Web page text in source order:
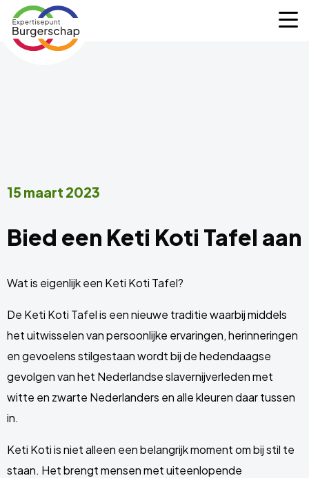
Expertisepunt
Burgerschap
Bied een Keti Koti Tafel aan
15 maart 2023
Wat is eigenlijk een Keti Koti Tafel? ​
De Keti Koti Tafel is een nieuwe traditie waarbij middels
het uitwisselen van persoonlijke ervaringen, herinneringen
en gevoelens stilgestaan wordt bij de hedendaagse
gevolgen van het Nederlandse slavernijverleden met
witte en zwarte Nederlanders en alle kleuren daar tussen
in.
​Keti Koti is niet alleen een belangrijk moment om bij stil te
staan. Het brengt mensen met uiteenlopende